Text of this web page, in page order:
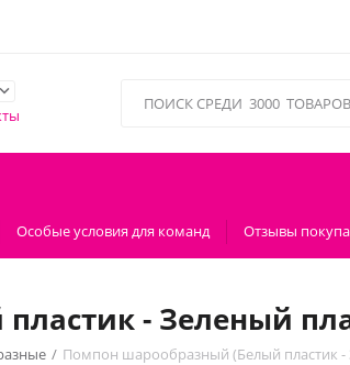

Особые условия для команд Отзывы
- Зеленый
/ Помпон шарообразный (Белый пластик -